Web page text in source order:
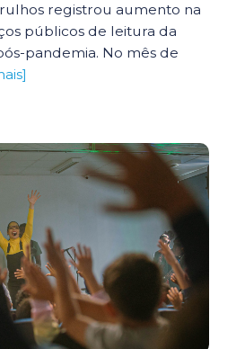
registrou aumento na
públicos de leitura da
pandemia. No mês de